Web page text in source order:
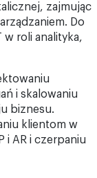
zajmując
Do
w roli analityka,
i skalowaniu
biznesu.
klientom w
i AR i czerpaniu